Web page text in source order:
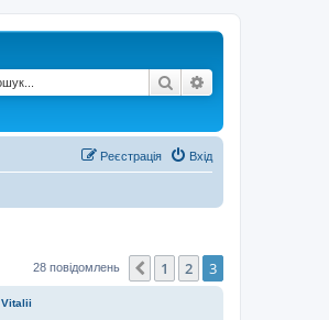
Пошук
Вхід
Реєстрація
28 повідомлень Поперед.
1 2 3
Vitalii